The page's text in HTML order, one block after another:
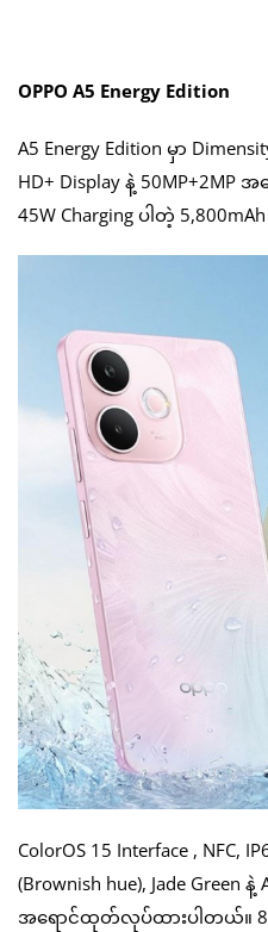
OPPO A5 Energy Edition
A5 Energy Edition မှာ
HD+ Display နဲ့
45W Charging ပါတဲ့
ColorOS 15 Interface , NFC,
(Brownish hue), Jade Green နဲ့
အရောင်ထုတ်လုပ်ထားပါတယ်။ 8/